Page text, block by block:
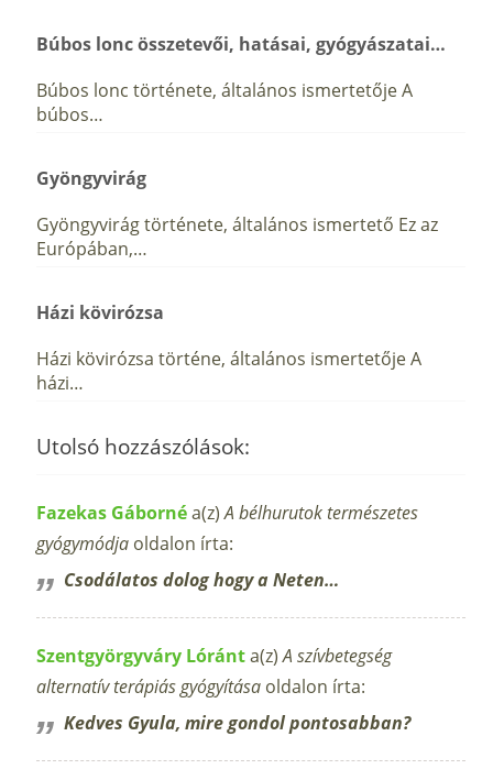
Búbos lonc összetevői, hatásai, gyógyászatai…
Búbos lonc története, általános ismertetője A
búbos…
Gyöngyvirág
Gyöngyvirág története, általános ismertető Ez az
Európában,…
Házi kövirózsa
Házi kövirózsa történe, általános ismertetője A
házi…
Utolsó hozzászólások:
Fazekas Gábornéa(z)A bélhurutok természetes
gyógymódja oldalon írta:
Csodálatos dolog hogy a Neten…
Szentgyörgyváry Lóránta(z)A szívbetegség
alternatív terápiás gyógyítása oldalon írta:
Kedves Gyula, mire gondol pontosabban?